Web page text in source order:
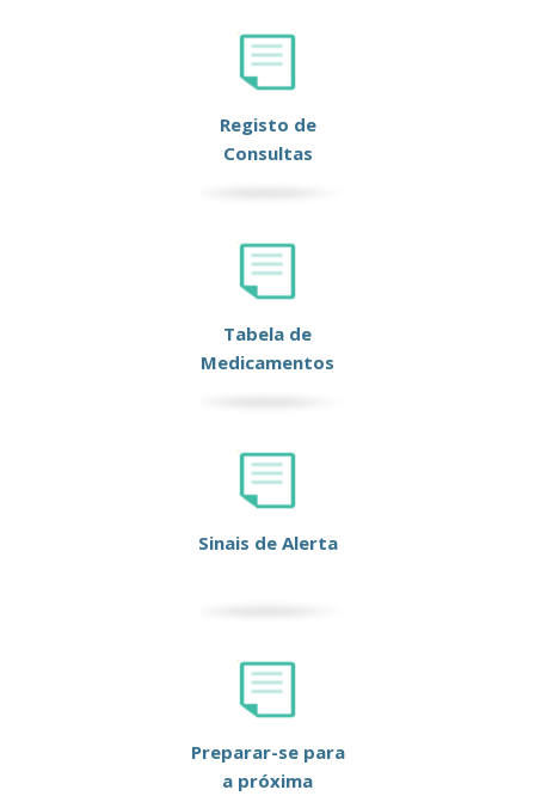
Registo de
Consultas
Tabela de
Medicamentos
Sinais de Alerta
Preparar-se para
a próxima